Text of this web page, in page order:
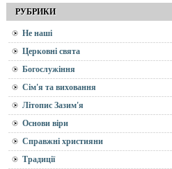
РУБРИКИ
Не наші
Церковні свята
Богослужіння
Сім'я та виховання
Літопис Зазим'я
Основи віри
Справжні християни
Традиції